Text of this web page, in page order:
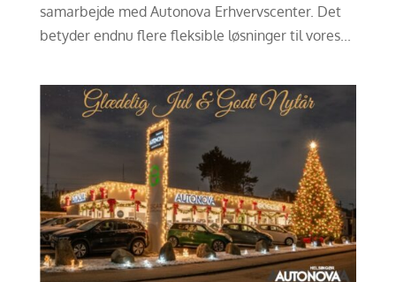
samarbejde med Autonova Erhvervscenter. Det
betyder endnu flere fleksible løsninger til vores...